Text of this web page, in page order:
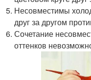
Несовместимы
друг за другом
Сочетание
оттенков